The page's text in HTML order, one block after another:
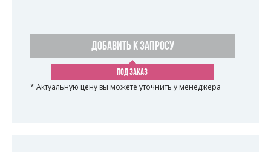
ДОБАВИТЬ К ЗАПРОСУ
ПОД ЗАКАЗ
* Актуальную цену вы можете уточнить у менеджера